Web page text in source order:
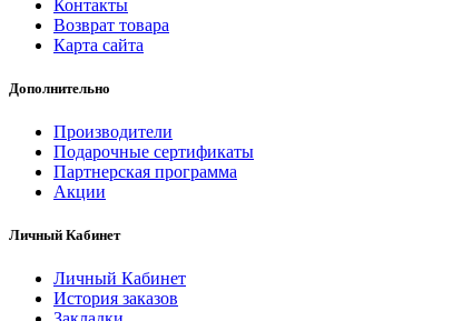
Контакты
Возврат товара
Карта сайта
Дополнительно
Производители
Подарочные сертификаты
Партнерская программа
Акции
Личный Кабинет
Личный Кабинет
История заказов